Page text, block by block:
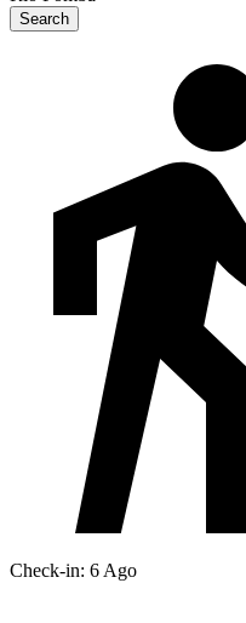
Search
Check-in: 6 Ago